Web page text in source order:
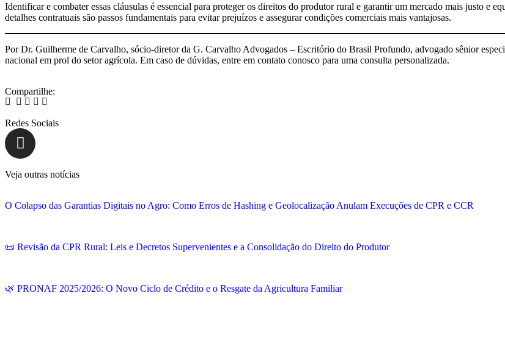
Identificar e combater essas cláusulas é essencial para proteger os direitos do produtor rural e garantir um mercado mais justo e
detalhes contratuais são passos fundamentais para evitar prejuízos e assegurar condições comerciais mais vantajosas.
Por Dr. Guilherme de Carvalho, sócio-diretor da G. Carvalho Advogados – Escritório do Brasil Profundo, advogado sênior
nacional em prol do setor agrícola. Em caso de dúvidas, entre em contato conosco para uma consulta personalizada.
Compartilhe:
Redes Sociais
Veja outras notícias
O Colapso das Garantias Digitais no Agro: Como Erros de Hashing e Geolocalização Anulam Execuções de CPR e CCR
📜 Revisão da CPR Rural: Leis e Decretos Supervenientes e a Consolidação do Direito do Produtor
🌿 PRONAF 2025/2026: O Novo Ciclo de Crédito e o Resgate da Agricultura Familiar